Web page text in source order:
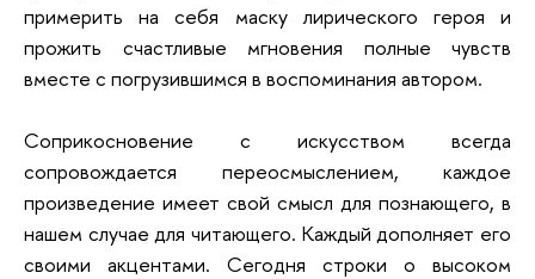
примерить на себя маску лирического героя и
прожить счастливые мгновения полные чувств
вместе с погрузившимся в воспоминания автором.
Соприкосновение с искусством всегда
сопровождается переосмыслением, каждое
произведение имеет свой смысл для познающего, в
нашем случае для читающего. Каждый дополняет его
своими акцентами. Сегодня строки о высоком